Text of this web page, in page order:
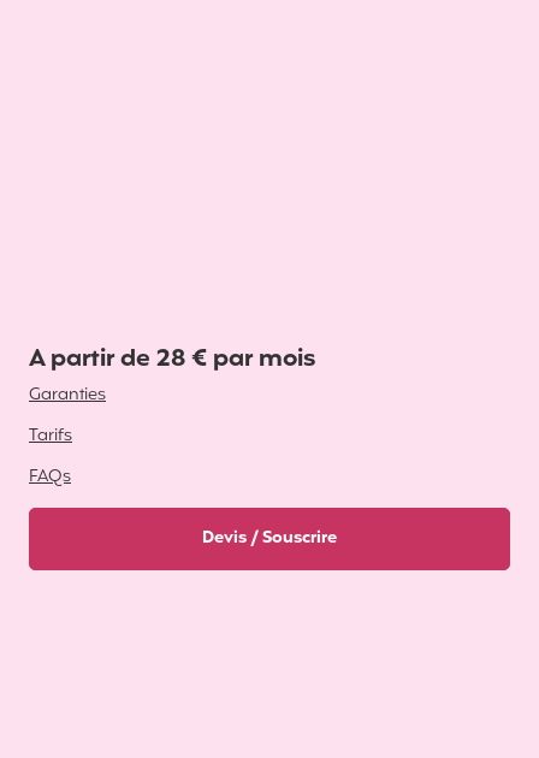
A partir de 28 € par mois
Garanties
Tarifs
FAQs
Devis / Souscrire